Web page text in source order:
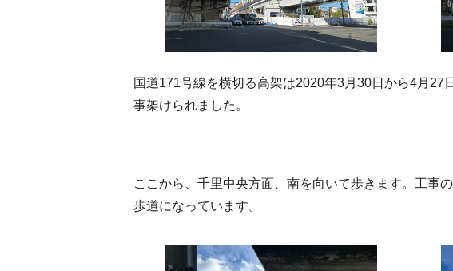
国道171号線を横切る高架は2020年3月30日から4月27
事架けられました。
ここから、千里中央方面、南を向いて歩きます。工事
歩道になっています。